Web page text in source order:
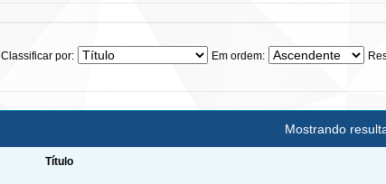
Classificar por: Em ordem:
Mostrando
Título